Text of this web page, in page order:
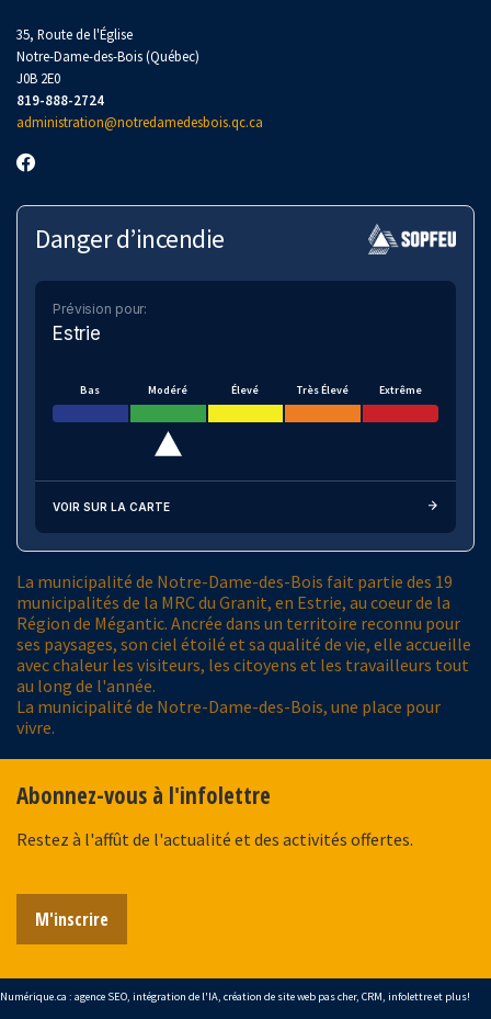
35, Route de l'Église
Notre-Dame-des-Bois (Québec)
J0B 2E0
819-888-2724
administration@notredamedesbois.qc.ca
Danger d’incendie
Prévision pour:
Estrie
Bas Modéré Élevé Très Élevé Extrême
VOIR SUR LA CARTE
La municipalité de Notre-Dame-des-Bois fait partie des 19
municipalités de la MRC du Granit, en Estrie, au coeur de la
Région de Mégantic. Ancrée dans un territoire reconnu pour
ses paysages, son ciel étoilé et sa qualité de vie, elle accueille
avec chaleur les visiteurs, les citoyens et les travailleurs tout
au long de l'année.
La municipalité de Notre-Dame-des-Bois, une place pour
vivre.
Abonnez-vous à l'infolettre
Restez à l'affût de l'actualité et des activités offertes.
M'inscrire
Numérique.ca : agence SEO, intégration de l'IA, création de site web pas cher, CRM, infolettreet plus!